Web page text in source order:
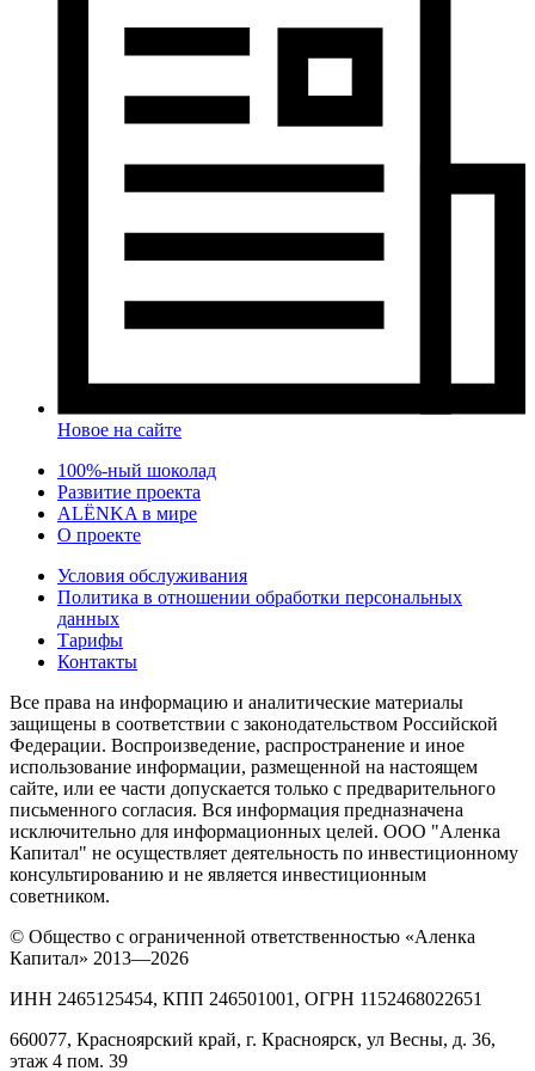
Новое на сайте
100%-ный шоколад
Развитие проекта
ALЁNKA в мире
О проекте
Условия обслуживания
Политика в отношении обработки персональных
данных
Тарифы
Контакты
Все права на информацию и аналитические материалы
защищены в соответствии с законодательством Российской
Федерации. Воспроизведение, распространение и иное
использование информации, размещенной на настоящем
сайте, или ее части допускается только с предварительного
письменного согласия. Вся информация предназначена
исключительно для информационных целей. ООО "Аленка
Капитал" не осуществляет деятельность по инвестиционному
консультированию и не является инвестиционным
советником.
© Общество с ограниченной ответственностью «Аленка
Капитал» 2013—2026
ИНН 2465125454, КПП 246501001, ОГРН 1152468022651
660077, Красноярский край, г. Красноярск, ул Весны, д. 36,
этаж 4 пом. 39